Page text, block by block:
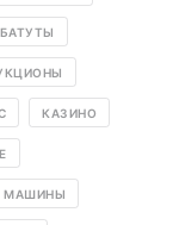
БАТУТЫ
КАЗИНО
МАШИНЫ